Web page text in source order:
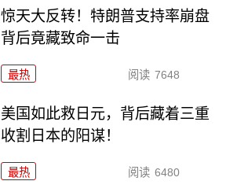
惊天大反转！特朗普支持率崩盘
背后竟藏致命一击
最热 阅读 7648
美国如此救日元，背后藏着三重
收割日本的阳谋！
最热 阅读 6480